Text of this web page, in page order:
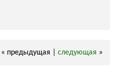
« предыдущая | следующая »